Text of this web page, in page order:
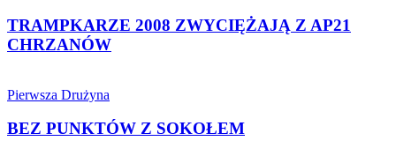
Z
AP21
CHRZANÓW
TRAMPKARZE 2008 ZWYCIĘŻAJĄ Z AP21
CHRZANÓW
PUNKTÓW
SOKOŁEM
Pierwsza Drużyna
BEZ PUNKTÓW Z SOKOŁEM